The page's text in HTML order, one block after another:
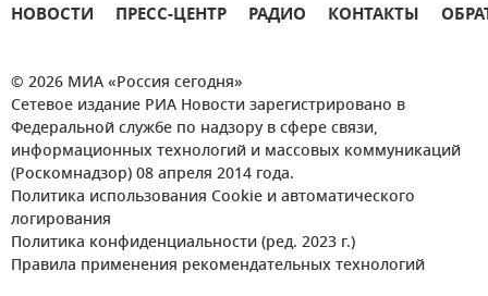
НОВОСТИ ПРЕСС-ЦЕНТР РАДИО КОНТАКТЫ
© 2026 МИА «Россия сегодня»
Сетевое издание РИА Новости зарегистрировано в
Федеральной службе по надзору в сфере связи,
информационных технологий и массовых коммуникаций
(Роскомнадзор) 08 апреля 2014 года.
Политика использования Cookie и автоматического
логирования
Политика конфиденциальности (ред. 2023 г.)
Правила применения рекомендательных технологий